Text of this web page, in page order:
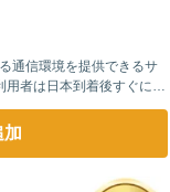
通信環境を提供できるサ
用者は日本到着後すぐに電
登録手続きもスムーズに
加